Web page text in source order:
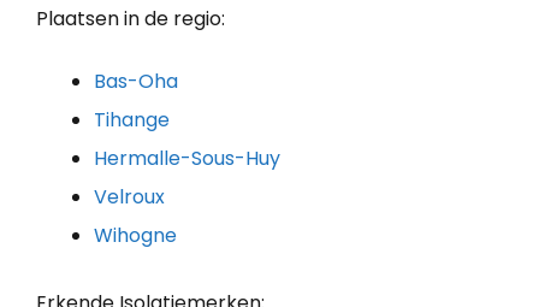
Plaatsen in de regio:
Bas-Oha
Tihange
Hermalle-Sous-Huy
Velroux
Wihogne